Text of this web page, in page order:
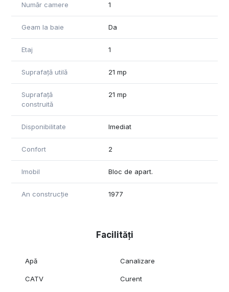
Număr camere 1
Geam la baie Da
Etaj 1
Suprafață utilă 21 mp
Suprafață
construită
21 mp
Disponibilitate Imediat
Confort 2
Imobil Bloc de apart.
An construcție 1977
Facilități
Apă Canalizare
CATV Curent